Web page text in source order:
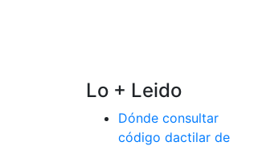
Lo + Leido
Dónde consultar
código dactilar de